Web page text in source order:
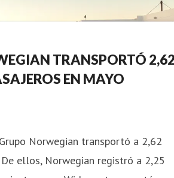
TRANSPORTÓ
EN MAYO
Norwegian transportó a 2,62
ellos, Norwegian registró a 2,25